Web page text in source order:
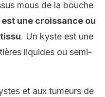
mous de la bouche
une croissance ou
. Un kyste est une
liquides ou semi-
et aux tumeurs de